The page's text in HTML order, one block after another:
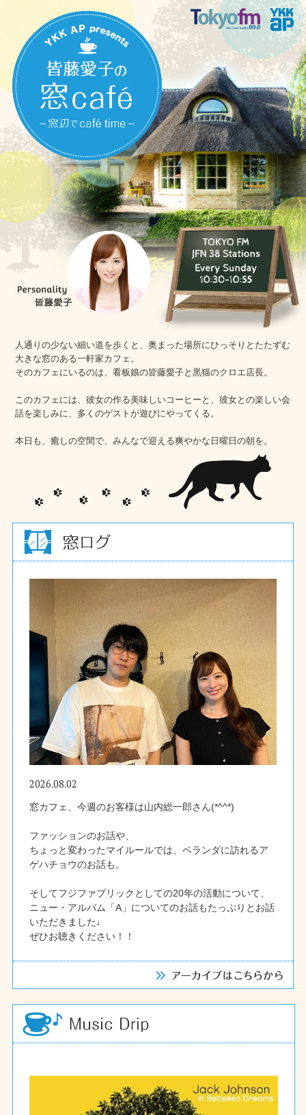
人通りの少ない細い道を歩くと、奥まった場所にひっそりとたたずむ
大きな窓のある一軒家カフェ。
そのカフェにいるのは、看板娘の皆藤愛子と黒猫のクロエ店長。
このカフェには、彼女の作る美味しいコーヒーと、彼女との楽しい会
話を楽しみに、多くのゲストが遊びにやってくる。
本日も、癒しの空間で、みんなで迎える爽やかな日曜日の朝を。
2026.08.02
窓カフェ、今週のお客様は山内総一郎さん(*^^*)
ファッションのお話や、
ちょっと変わったマイルールでは、ベランダに訪れるア
ゲハチョウのお話も。
そしてフジファブリックとしての20年の活動について、
ニュー・アルバム「A」についてのお話もたっぷりとお話
いただきました♩
ぜひお聴きください！！